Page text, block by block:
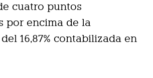
cuatro puntos
por encima de la
16,87% contabilizada en